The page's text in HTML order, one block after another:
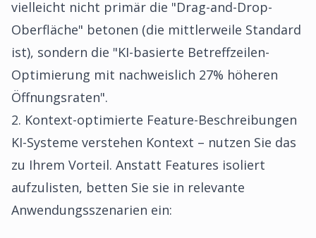
vielleicht nicht primär die "Drag-and-Drop-
Oberfläche" betonen (die mittlerweile Standard
ist), sondern die "KI-basierte Betreffzeilen-
Optimierung mit nachweislich 27% höheren
Öffnungsraten".
2. Kontext-optimierte Feature-Beschreibungen
KI-Systeme verstehen Kontext – nutzen Sie das
zu Ihrem Vorteil. Anstatt Features isoliert
aufzulisten, betten Sie sie in relevante
Anwendungsszenarien ein: